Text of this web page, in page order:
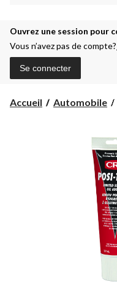
Ouvrez une session pour
Vous n’avez pas de compte?
Se connecter
Accueil Automobile